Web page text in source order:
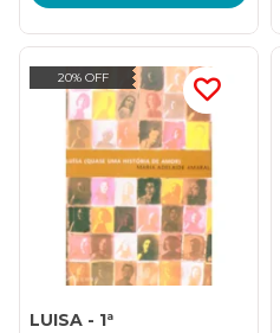
20% OFF
LUISA - 1ª